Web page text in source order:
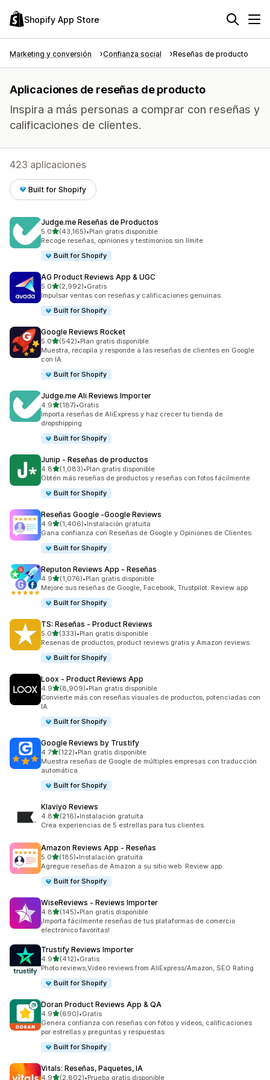
Shopify App Store
Marketing y conversión Confianza social Reseñas de producto
Aplicaciones de reseñas de producto
Inspira a más personas a comprar con reseñas y
calificaciones de clientes.
423 aplicaciones
Built for Shopify
Judge.me Reseñas de Productos
5.0de 5 estrellas
(43,165)
43165 reseñas en total
•Plan gratis disponible
Recoge reseñas, opiniones y testimonios sin límite
Built for Shopify
AG Product Reviews App & UGC
5.0de 5 estrellas
(2,992)
2992 reseñas en total
•Gratis
Impulsar ventas con reseñas y calificaciones genuinas.
Built for Shopify
Google Reviews Rocket
5.0de 5 estrellas
(542)
542 reseñas en total
•Plan gratis disponible
Muestra, recopila y responde a las reseñas de clientes en Google
con IA.
Built for Shopify
Judge.me Ali Reviews Importer
4.9de 5 estrellas
(187)
187 reseñas en total
•Gratis
Importa reseñas de AliExpress y haz crecer tu tienda de
dropshipping
Built for Shopify
Junip ‑ Reseñas de productos
4.8de 5 estrellas
(1,083)
1083 reseñas en total
•Plan gratis disponible
Obtén más reseñas de productos y reseñas con fotos fácilmente
Built for Shopify
Reseñas Google ‑Google Reviews
4.9de 5 estrellas
(1,406)
1406 reseñas en total
•Instalación gratuita
Gana confianza con Reseñas de Google y Opiniones de Clientes
Built for Shopify
Reputon Reviews App ‑ Reseñas
4.9de 5 estrellas
(1,076)
1076 reseñas en total
•Plan gratis disponible
Mejore sus reseñas de Google, Facebook, Trustpilot. Review app
Built for Shopify
TS: Reseñas ‑ Product Reviews
5.0de 5 estrellas
(333)
333 reseñas en total
•Plan gratis disponible
Resenas de productos, product reviews gratis y Amazon reviews
Built for Shopify
Loox ‑ Product Reviews App
4.9de 5 estrellas
(8,909)
8909 reseñas en total
•Plan gratis disponible
Convierte más con reseñas visuales de productos, potenciadas con
IA
Built for Shopify
Google Reviews by Trustify
4.7de 5 estrellas
(122)
122 reseñas en total
•Plan gratis disponible
Muestra reseñas de Google de múltiples empresas con traducción
automática
Built for Shopify
Klaviyo Reviews
4.8de 5 estrellas
(216)
216 reseñas en total
•Instalación gratuita
Crea experiencias de 5 estrellas para tus clientes.
Amazon Reviews App ‑ Reseñas
5.0de 5 estrellas
(185)
185 reseñas en total
•Instalación gratuita
Agregue reseñas de Amazon a su sitio web. Review app.
Built for Shopify
WiseReviews ‑ Reviews Importer
4.8de 5 estrellas
(145)
145 reseñas en total
•Plan gratis disponible
¡Importa fácilmente reseñas de tus plataformas de comercio
electrónico favoritas!
Trustify Reviews Importer
4.9de 5 estrellas
(412)
412 reseñas en total
•Gratis
Photo reviews,Video reviews from AliExpress/Amazon, SEO Rating
Built for Shopify
Doran Product Reviews App & QA
4.9de 5 estrellas
(690)
690 reseñas en total
•Gratis
Genera confianza con reseñas con fotos y videos, calificaciones
por estrellas y preguntas y respuestas
Built for Shopify
Vitals: Reseñas, Paquetes, IA
4.9de 5 estrellas
(2,802)•Prueba gratis disponible